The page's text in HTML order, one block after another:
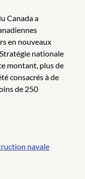
Canada a
en nouveaux
nationale
montant, plus de
consacrés à de
de 250
navale